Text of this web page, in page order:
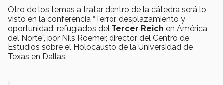
Otro de los temas a tratar dentro de la cátedra será lo
visto en la conferencia “Terror, desplazamiento y
oportunidad: refugiados del Tercer Reich en América
del Norte”, por Nils Roemer, director del Centro de
Estudios sobre el Holocausto de la Universidad de
Texas en Dallas.